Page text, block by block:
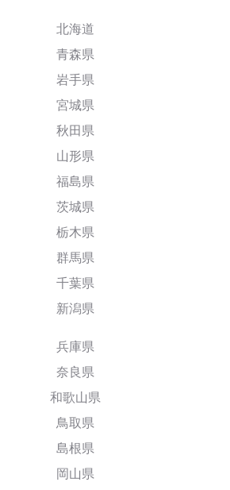
北海道
青森県
岩手県
宮城県
秋田県
山形県
福島県
茨城県
栃木県
群馬県
千葉県
新潟県
兵庫県
奈良県
和歌山県
鳥取県
島根県
岡山県